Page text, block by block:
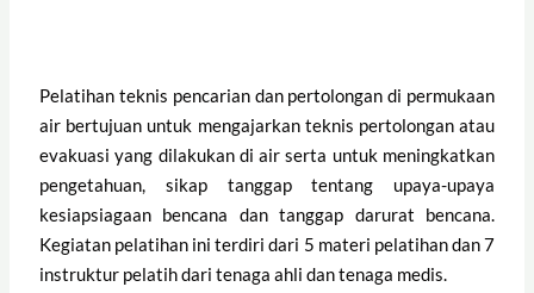
Pelatihan teknis pencarian dan pertolongan di permukaan
air bertujuan untuk mengajarkan teknis pertolongan atau
evakuasi yang dilakukan di air serta untuk meningkatkan
pengetahuan, sikap tanggap tentang upaya-upaya
kesiapsiagaan bencana dan tanggap darurat bencana.
Kegiatan pelatihan ini terdiri dari 5 materi pelatihan dan 7
instruktur pelatih dari tenaga ahli dan tenaga medis.